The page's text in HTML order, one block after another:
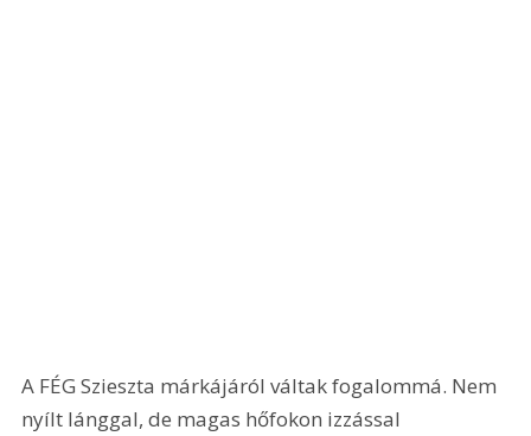
A FÉG Szieszta márkájáról váltak fogalommá. Nem
nyílt lánggal, de magas hőfokon izzással